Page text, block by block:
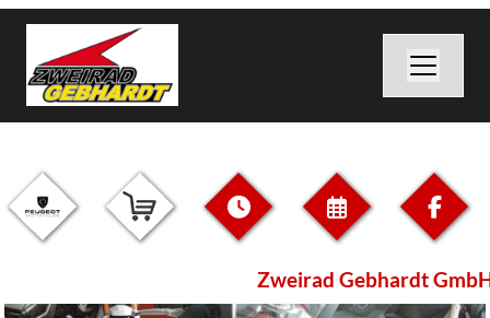
Zweirad Gebhardt GmbH